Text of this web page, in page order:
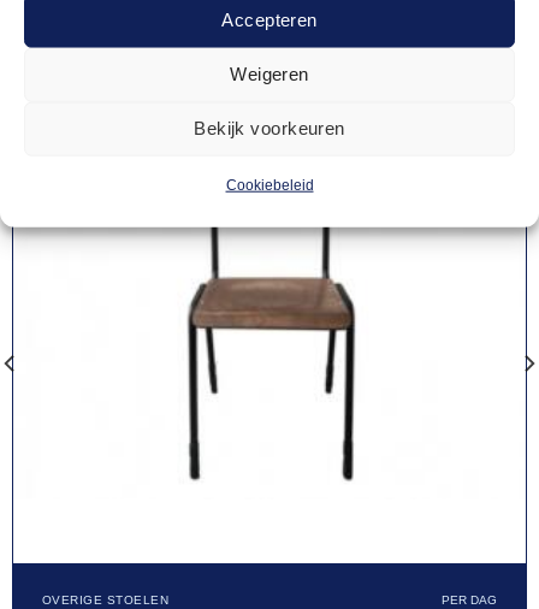
Accepteren
Weigeren
Bekijk voorkeuren
Cookiebeleid
OVERIGE STOELEN